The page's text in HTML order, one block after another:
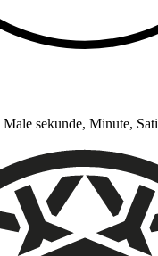
Male sekunde, Minute, Sati